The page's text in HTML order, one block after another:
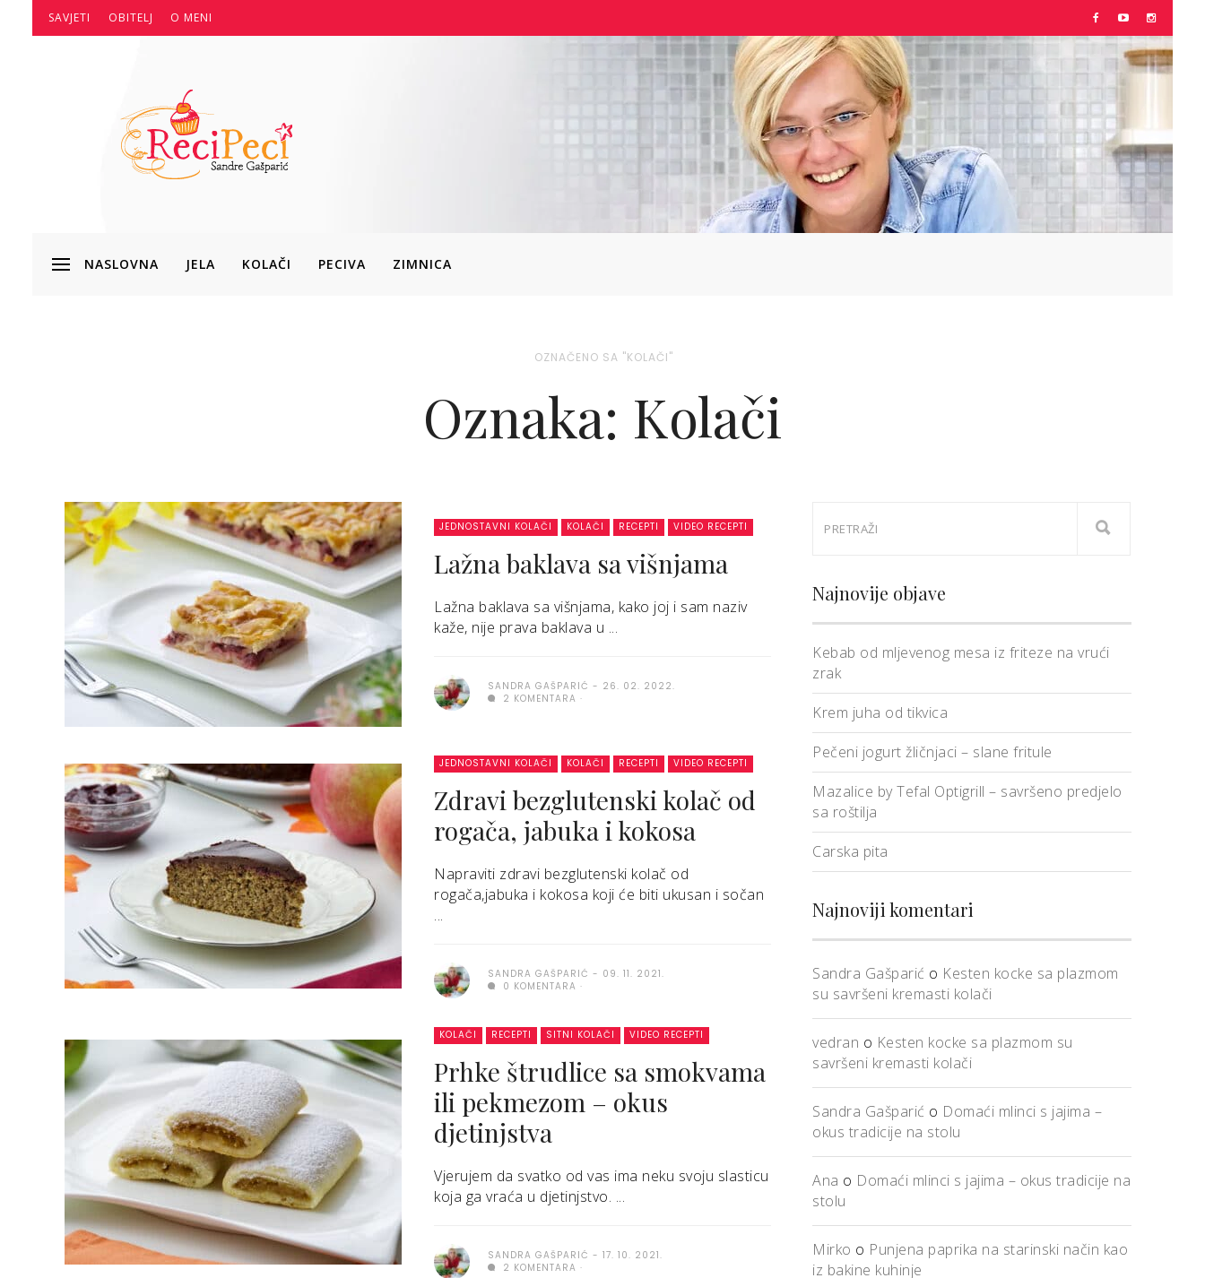
SAVJETI OBITELJ O MENI
NASLOVNA JELA KOLAČI PECIVA ZIMNICA
OZNAČENO SA "KOLAČI"
Oznaka: Kolači
JEDNOSTAVNI KOLAČI KOLAČI RECEPTI VIDEO RECEPTI
Lažna baklava sa višnjama
Lažna baklava sa višnjama, kako joj i sam naziv
kaže, nije prava baklava u ...
SANDRA GAŠPARIĆ
26. 02. 2022.
2 KOMENTARA
JEDNOSTAVNI KOLAČI KOLAČI RECEPTI VIDEO RECEPTI
Zdravi bezglutenski kolač od
rogača, jabuka i kokosa
Napraviti zdravi bezglutenski kolač od
rogača,jabuka i kokosa koji će biti ukusan i sočan
...
SANDRA GAŠPARIĆ
09. 11. 2021.
0 KOMENTARA
KOLAČI RECEPTI SITNI KOLAČI VIDEO RECEPTI
Prhke štrudlice sa smokvama
ili pekmezom – okus
djetinjstva
Vjerujem da svatko od vas ima neku svoju slasticu
koja ga vraća u djetinjstvo. ...
SANDRA GAŠPARIĆ
17. 10. 2021.
2 KOMENTARA
Najnovije objave
Kebab od mljevenog mesa iz friteze na vrući
zrak
Krem juha od tikvica
Pečeni jogurt žličnjaci – slane fritule
Mazalice by Tefal Optigrill – savršeno predjelo
sa roštilja
Carska pita
Najnoviji komentari
Sandra Gašparić o Kesten kocke sa plazmom
su savršeni kremasti kolači
vedran o Kesten kocke sa plazmom su
savršeni kremasti kolači
Sandra Gašparić o Domaći mlinci s jajima –
okus tradicije na stolu
Ana o Domaći mlinci s jajima – okus tradicije na
stolu
Mirko o Punjena paprika na starinski način kao
iz bakine kuhinje